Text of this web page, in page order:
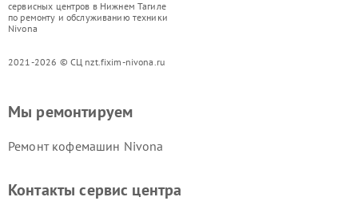
сервисных центров в Нижнем Тагиле
по ремонту и обслуживанию техники
Nivona
2021-2026 © СЦ nzt.fixim-nivona.ru
Мы ремонтируем
Ремонт кофемашин Nivona
Контакты сервис центра